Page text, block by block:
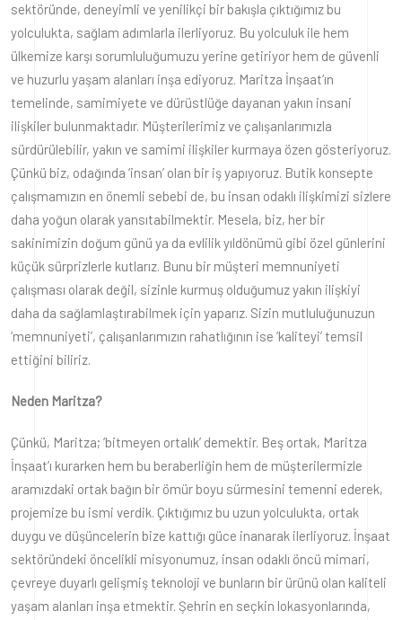
sektöründe, deneyimli ve yenilikçi bir bakışla çıktığımız bu
yolculukta, sağlam adımlarla ilerliyoruz. Bu yolculuk ile hem
ülkemize karşı sorumluluğumuzu yerine getiriyor hem de güvenli
ve huzurlu yaşam alanları inşa ediyoruz. Maritza İnşaat‘ın
temelinde, samimiyete ve dürüstlüğe dayanan yakın insani
ilişkiler bulunmaktadır. Müşterilerimiz ve çalışanlarımızla
sürdürülebilir, yakın ve samimi ilişkiler kurmaya özen gösteriyoruz.
Çünkü biz, odağında ‘insan’ olan bir iş yapıyoruz. Butik konsepte
çalışmamızın en önemli sebebi de, bu insan odaklı ilişkimizi sizlere
daha yoğun olarak yansıtabilmektir. Mesela, biz, her bir
sakinimizin doğum günü ya da evlilik yıldönümü gibi özel günlerini
küçük sürprizlerle kutlarız. Bunu bir müşteri memnuniyeti
çalışması olarak değil, sizinle kurmuş olduğumuz yakın ilişkiyi
daha da sağlamlaştırabilmek için yaparız. Sizin mutluluğunuzun
‘memnuniyeti’, çalışanlarımızın rahatlığının ise ‘kaliteyi’ temsil
ettiğini biliriz.
Neden Maritza?
Çünkü, Maritza; ‘bitmeyen ortalık’ demektir. Beş ortak, Maritza
İnşaat’ı kurarken hem bu beraberliğin hem de müşterilermizle
aramızdaki ortak bağın bir ömür boyu sürmesini temenni ederek,
projemize bu ismi verdik. Çıktığımız bu uzun yolculukta, ortak
duygu ve düşüncelerin bize kattığı güce inanarak ilerliyoruz. İnşaat
sektöründeki öncelikli misyonumuz, insan odaklı öncü mimari,
çevreye duyarlı gelişmiş teknoloji ve bunların bir ürünü olan kaliteli
yaşam alanları inşa etmektir. Şehrin en seçkin lokasyonlarında,